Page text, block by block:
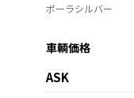
ポーラシルバー
車輌価格
ASK